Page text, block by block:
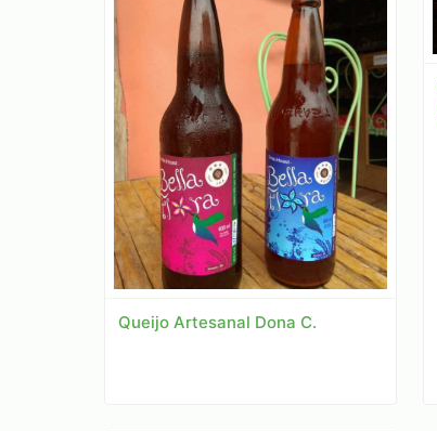
Queijo Artesanal Dona C.